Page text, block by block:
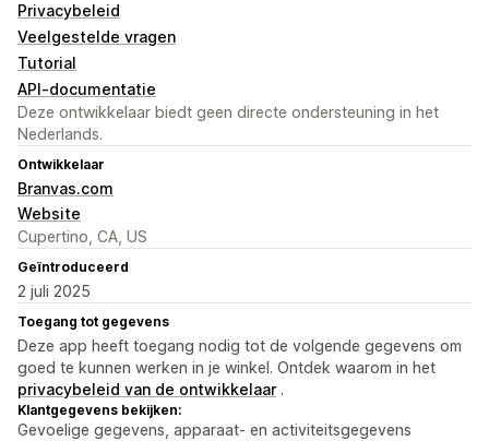
Privacybeleid
Veelgestelde vragen
Tutorial
API-documentatie
Deze ontwikkelaar biedt geen directe ondersteuning in het
Nederlands.
Ontwikkelaar
Branvas.com
Website
Cupertino, CA, US
Geïntroduceerd
2 juli 2025
Toegang tot gegevens
Deze app heeft toegang nodig tot de volgende gegevens om
goed te kunnen werken in je winkel. Ontdek waarom in het
privacybeleid van de ontwikkelaar .
Klantgegevens bekijken:
Gevoelige gegevens, apparaat- en activiteitsgegevens